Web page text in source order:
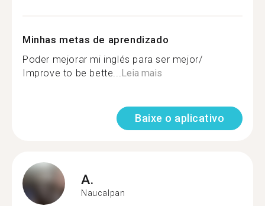
Minhas metas de aprendizado
Poder mejorar mi inglés para ser mejor/
Improve to be bette...Leia mais
Baixe o aplicativo
A.
Naucalpan